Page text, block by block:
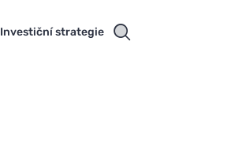
Investiční strategie